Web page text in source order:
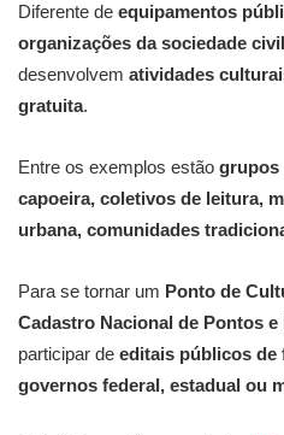
Diferente de equipamentos
organizações da sociedade
desenvolvem atividades
gratuita.
Entre os exemplos estão grupos
capoeira, coletivos de leitura,
urbana, comunidades
Para se tornar um Ponto de
Cadastro Nacional de Pontos
participar de editais públicos de
governos federal, estadual ou